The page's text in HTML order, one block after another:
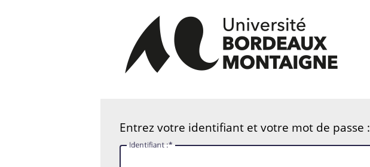
Entrez votre identifiant et votre mot de passe :
Identifiant :